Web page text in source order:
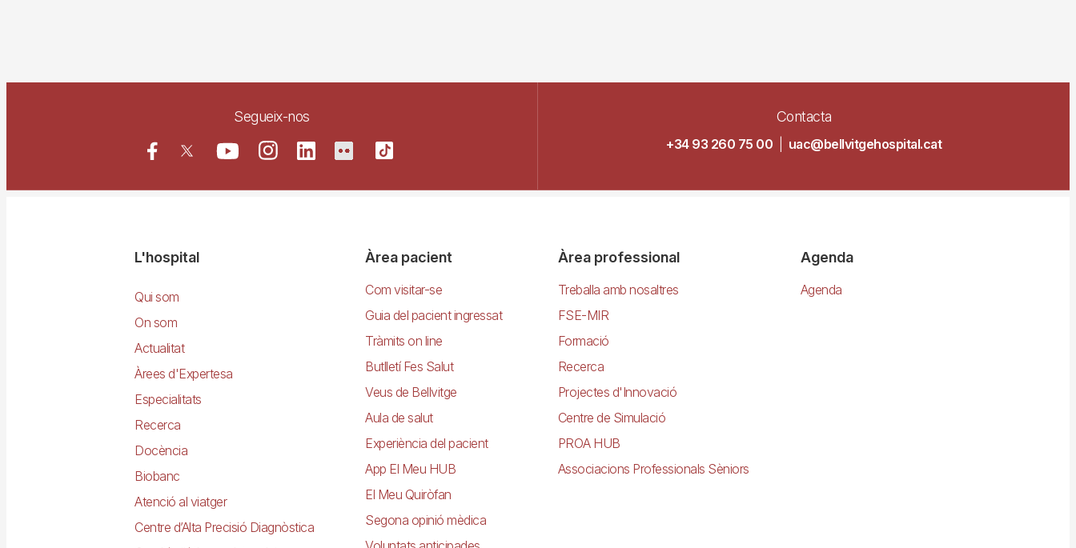
Segueix-nos Contacta
+34 93 260 75 00 uac@bellvitgehospital.cat
NavegacióL'hospital
Qui som
On som
Actualitat
Àrees d'Expertesa
Especialitats
Recerca
Docència
Biobanc
Atenció al viatger
Centre d’Alta Precisió Diagnòstica
Àrea pacient
Com visitar-se
Guia del pacient ingressat
Tràmits on line
Butlletí Fes Salut
Veus de Bellvitge
Aula de salut
Experiència del pacient
App El Meu HUB
El Meu Quiròfan
Segona opinió mèdica
Àrea professional
Treballa amb nosaltres
FSE-MIR
Formació
Recerca
Projectes d'Innovació
Centre de Simulació
PROA HUB
Associacions Professionals Sèniors
Agenda
Agenda